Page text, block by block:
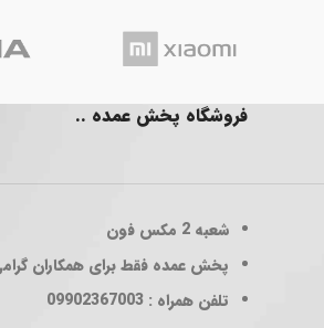
فروشگاه پخش عمده ..
شعبه 2
مکس فون
پخش عمده فقط برای همکاران
تلفن همراه : 09902367003